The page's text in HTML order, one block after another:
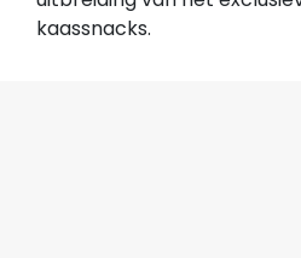
kaassnacks.